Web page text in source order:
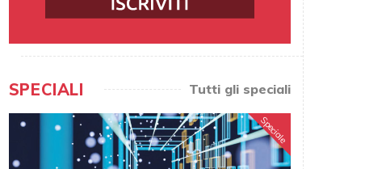
SPECIALI Tutti gli speciali
Speciale